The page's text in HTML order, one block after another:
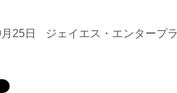
25日 ジェイエス・エンタープ